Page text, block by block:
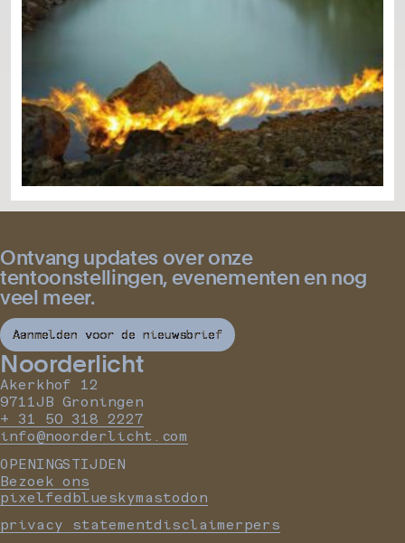
Ontvang updates over onze
tentoonstellingen, evenementen en nog
veel meer.
Aanmelden voor de nieuwsbrief
Noorderlicht
Akerkhof 12
9711JB Groningen
+ 31 50 318 2227
info@noorderlicht.com
OPENINGSTIJDEN
Bezoek ons
pixelfedblueskymastodon
privacy statementdisclaimerpers